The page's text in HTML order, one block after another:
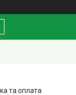
та оплата